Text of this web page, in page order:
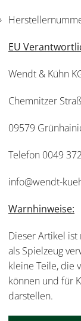
EU
Wendt & Kühn
Chemnitzer
09579
Telefon 0049
info@wendt-
Warnhinweise:
Dieser Artikel
als Spielzeug
kleine Teile, die
können und für
darstellen.